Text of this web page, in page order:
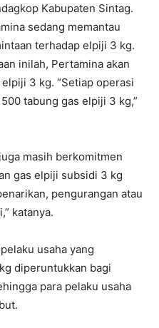
Kabupaten Sintag.
sedang memantau
terhadap elpiji 3 kg.
inilah, Pertamina akan
3 kg. “Setiap operasi
tabung gas elpiji 3 kg,”
masih berkomitmen
gas elpiji subsidi 3 kg
pengurangan atau
katanya.
usaha yang
diperuntukkan bagi
para pelaku usaha